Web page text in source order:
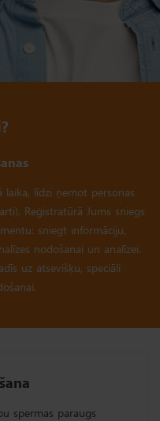
līdzi ņemot personas
Reģistratūrā Jums sniegs
sniegt informāciju,
nodošanai un analīzei.
uz atsevišķu, speciāli
spermas paraugs